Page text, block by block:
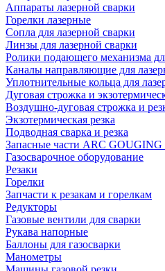
Аппараты лазерной сварки
Горелки лазерные
Сопла для лазерной сварки
Линзы для лазерной сварки
Ролики подающего механизма
Каналы направляющие для
Уплотнительные кольца для
Дуговая строжка и
Воздушно-дуговая строжка и
Экзотермическая резка
Подводная сварка и резка
Запасные части ARC
Газосварочное оборудование
Резаки
Горелки
Запчасти к резакам и горелкам
Редукторы
Газовые вентили для сварки
Рукава напорные
Баллоны для газосварки
Манометры